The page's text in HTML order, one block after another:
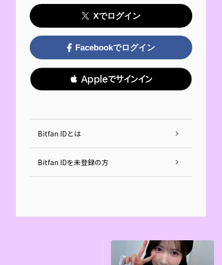
Xでログイン
Facebookでログイン
 Appleでサインイン
Bitfan IDとは
Bitfan IDを未登録の方